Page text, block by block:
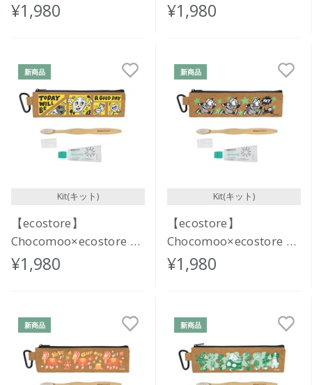
ーラルケアセット
<BASIC>
¥1,980
ーラルケアセット
<KINDNESS>
¥1,980
新商品
Kit(キット)
【ecostore】
Chocomoo×ecostore オ
ーラルケアセット
<GOOD DAY>
¥1,980
新商品
Kit(キット)
【ecostore】
Chocomoo×ecostore オ
ーラルケアセット<THE
CAT GOT A FLOWER>
¥1,980
新商品 新商品